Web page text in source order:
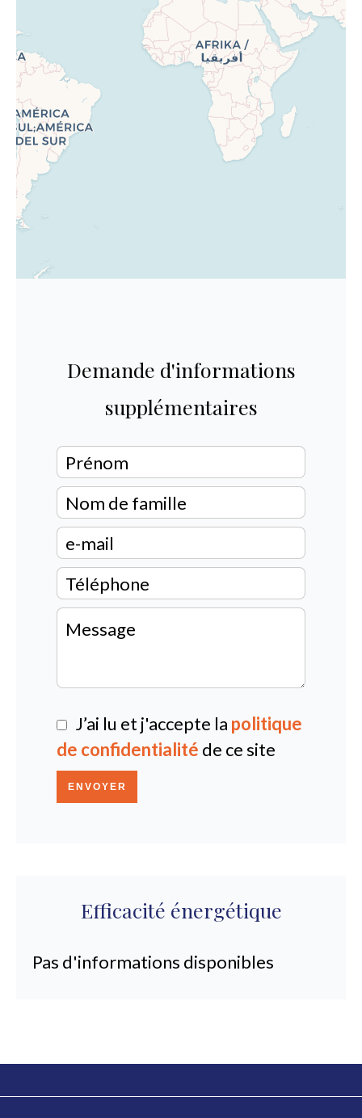
Demande d'informations
supplémentaires
J’ai lu et j'accepte la politique
de confidentialité de ce site
ENVOYER
Efficacité énergétique
Pas d'informations disponibles